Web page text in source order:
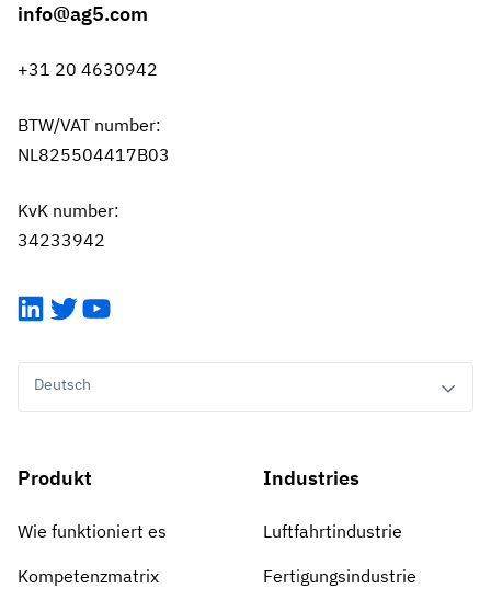
info@ag5.com
+31 20 4630942
BTW/VAT number:
NL825504417B03
KvK number:
34233942
LinkedIn
TwitterYouTube
Deutsch
Produkt
Wie funktioniert es
Kompetenzmatrix
Industries
Luftfahrtindustrie
Fertigungsindustrie